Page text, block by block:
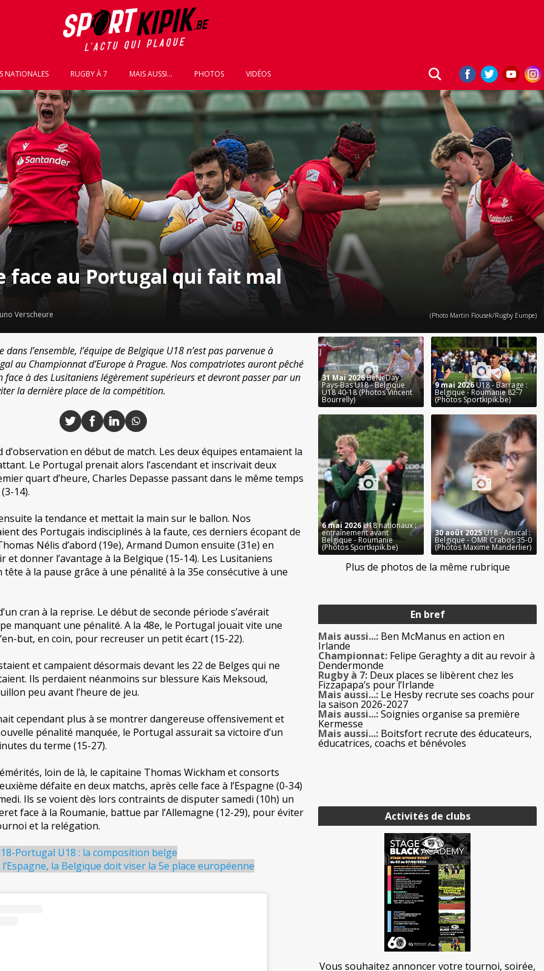
NATIONALES RUGBY À 7 MAIS AUSSI... PHOTOS VIDÉOS
face au Portugal qui fait mal
Verscheure (Photo Martin Flousek/Rugby Europe)
l’ensemble, l’équipe de Belgique U18 n’est pas parvenue à
au Championnat d’Europe à Prague. Nos compatriotes auront pêché
à des Lusitaniens légèrement supérieurs et devront passer par un
la dernière place de la compétition.
en début de match. Les deux équipes entamaient la
Le Portugal prenait alors l’ascendant et inscrivait deux
quart d’heure, Charles Depasse passant dans le même temps
14).
la tendance et mettait la main sur le ballon. Nos
des Portugais indisciplinés à la faute, ces derniers écopant de
Nélis d’abord (19e), Armand Dumon ensuite (31e) en
donner l’avantage à la Belgique (15-14). Les Lusitaniens
à la pause grâce à une pénalité à la 35e consécutive à une
cran à la reprise. Le début de seconde période s’avérait
manquant une pénalité. A la 48e, le Portugal jouait vite une
but, en coin, pour recreuser un petit écart (15-22).
et campaient désormais devant les 22 de Belges qui ne
Ils perdaient néanmoins sur blessure Kaïs Meksoud,
peu avant l’heure de jeu.
cependant plus à se montrer dangereuse offensivement et
pénalité manquée, le Portugal assurait sa victoire d’un
du terme (15-27).
loin de là, le capitaine Thomas Wickham et consorts
défaite en deux matchs, après celle face à l’Espagne (0-34)
Ils se voient dès lors contraints de disputer samedi (10h) un
face à la Roumanie, battue par l’Allemagne (12-29), pour éviter
et la relégation.
Portugal U18 : la composition belge
la Belgique doit viser la 5e place européenne
En bref
Mais aussi...: Ben McManus en action en
Irlande
Championnat: Felipe Geraghty a dit au revoir à
Dendermonde
Rugby à 7: Deux places se libèrent chez les
Fizzapapa’s pour l’Irlande
Mais aussi...: Le Hesby recrute ses coachs pour
la saison 2026-2027
Mais aussi...:Soignies organise sa première
Kermesse
Mais aussi...: Boitsfort recrute des éducateurs,
éducatrices, coachs et bénévoles
Activités de clubs
Vous souhaitez annoncer votre tournoi, soirée,
31 Mai 2026BeNeDay :
Pays-Bas U18 - Belgique
U18 40-18 (Photos Vincent
Bourrelly)
9 mai 2026U18 - Barrage :
Belgique - Roumanie 82-7
(Photos Sportkipik.be)
6 mai 2026U18 nationaux :
entraînement avant
Belgique - Roumanie
(Photos Sportkipik.be)
30 août 2025U18 - Amical :
Belgique - OMR Crabos 35-0
(Photos Maxime Manderlier)
Plus de photos de la même rubrique